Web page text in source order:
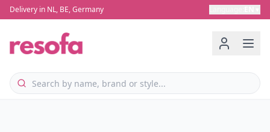
Delivery in NL, BE, Germany